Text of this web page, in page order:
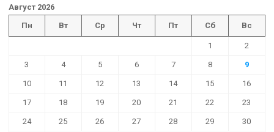
Август 2026
Пн
Вт Ср Чт Пт Сб Вс
1 2
3 4 5 6 7 8 9
10 11 12 13 14 15 16
17 18 19 20 21 22 23
24 25 26 27 28 29 30